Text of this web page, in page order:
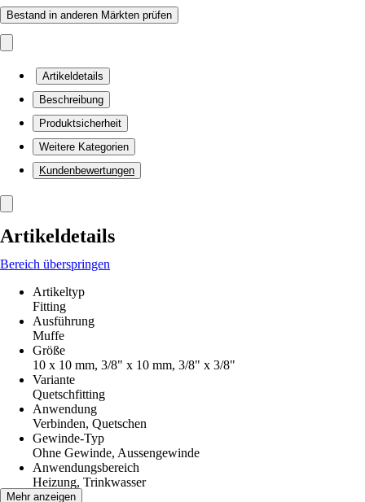
Bestand in anderen Märkten prüfen
Artikeldetails
Beschreibung
Produktsicherheit
Weitere Kategorien
Kundenbewertungen
Artikeldetails
Bereich überspringen
Artikeltyp
Fitting
Ausführung
Muffe
Größe
10 x 10 mm, 3/8" x 10 mm, 3/8" x 3/8"
Variante
Quetschfitting
Anwendung
Verbinden, Quetschen
Gewinde-Typ
Ohne Gewinde, Aussengewinde
Anwendungsbereich
Heizung, Trinkwasser
Material
Mehr anzeigen